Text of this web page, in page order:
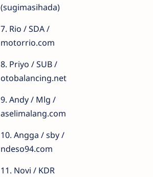
(sugimasihada)
7. Rio / SDA /
motorrio.com
8. Priyo / SUB /
otobalancing.net
9. Andy / Mlg /
aselimalang.com
10. Angga / sby /
ndeso94.com
11. Novi / KDR